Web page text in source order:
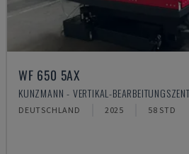
WF 650 5AX
KUNZMANN - VERTIKAL-
DEUTSCHLAND 2025 58 STD